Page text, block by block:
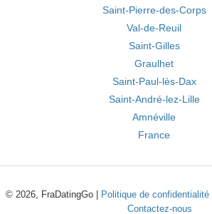
Saint-Pierre-des-Corps
Val-de-Reuil
Saint-Gilles
Graulhet
Saint-Paul-lès-Dax
Saint-André-lez-Lille
Amnéville
France
© 2026, FraDatingGo | Politique de confidentialité|
Contactez-nous